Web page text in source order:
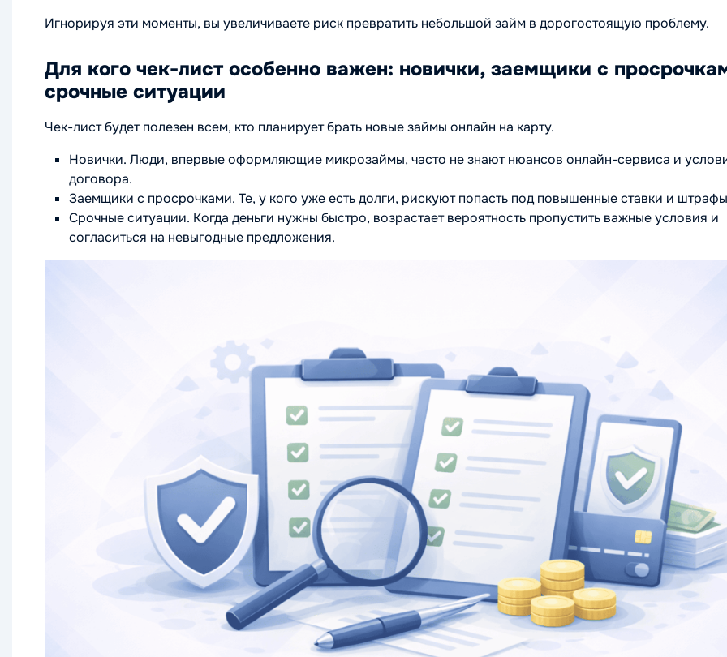
Игнорируя эти моменты, вы увеличиваете риск превратить небольшой займ в дорогостоящую проблему.
Для кого чек-лист особенно важен: новички, заемщики с
срочные ситуации
Чек-лист будет полезен всем, кто планирует брать новые займы онлайн на карту.
Новички. Люди, впервые оформляющие микрозаймы, часто не знают нюансов онлайн-сервиса и
договора.
Заемщики с просрочками. Те, у кого уже есть долги, рискуют попасть под повышенные ставки и
Срочные ситуации. Когда деньги нужны быстро, возрастает вероятность пропустить важные условия и
согласиться на невыгодные предложения.